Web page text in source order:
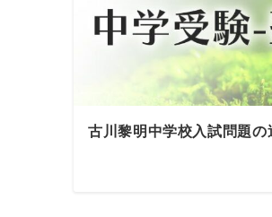
古川黎明中学校入試問題の